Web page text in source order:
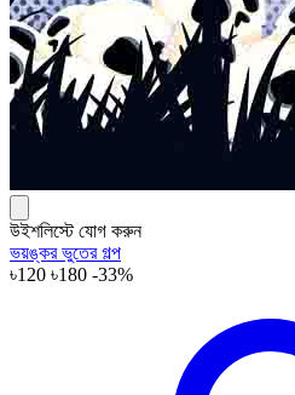
উইশলিস্টে যোগ করুন
ভয়ঙ্কর ভুতের গল্প
৳120 ৳180 -33%